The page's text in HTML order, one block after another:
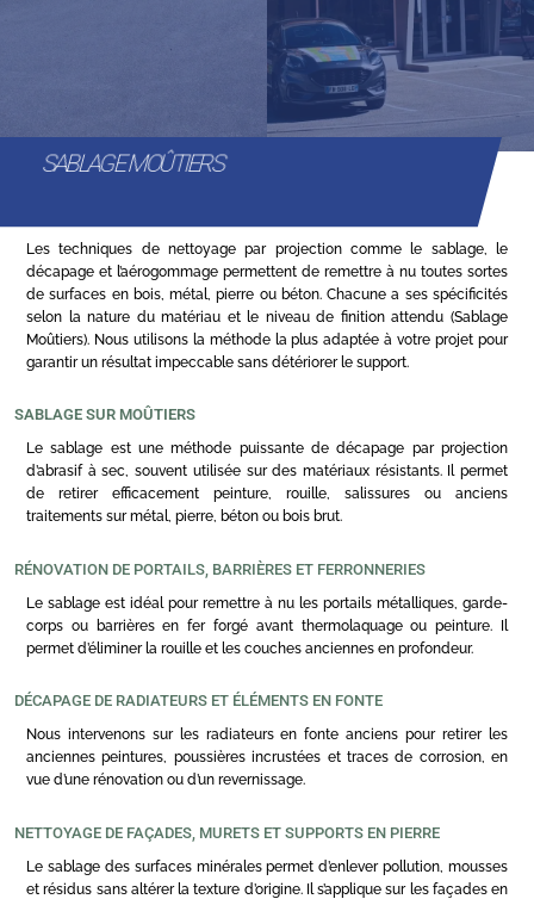
SABLAGE MOÛTIERS
Les techniques de nettoyage par projection comme le sablage, le
décapage et l’aérogommage permettent de remettre à nu toutes sortes
de surfaces en bois, métal, pierre ou béton. Chacune a ses spécificités
selon la nature du matériau et le niveau de finition attendu (Sablage
Moûtiers). Nous utilisons la méthode la plus adaptée à votre projet pour
garantir un résultat impeccable sans détériorer le support.
SABLAGE SUR MOÛTIERS
Le sablage est une méthode puissante de décapage par projection
d’abrasif à sec, souvent utilisée sur des matériaux résistants. Il permet
de retirer efficacement peinture, rouille, salissures ou anciens
traitements sur métal, pierre, béton ou bois brut.
RÉNOVATION DE PORTAILS, BARRIÈRES ET FERRONNERIES
Le sablage est idéal pour remettre à nu les portails métalliques, garde-
corps ou barrières en fer forgé avant thermolaquage ou peinture. Il
permet d’éliminer la rouille et les couches anciennes en profondeur.
DÉCAPAGE DE RADIATEURS ET ÉLÉMENTS EN FONTE
Nous intervenons sur les radiateurs en fonte anciens pour retirer les
anciennes peintures, poussières incrustées et traces de corrosion, en
vue d’une rénovation ou d’un revernissage.
NETTOYAGE DE FAÇADES, MURETS ET SUPPORTS EN PIERRE
Le sablage des surfaces minérales permet d’enlever pollution, mousses
et résidus sans altérer la texture d’origine. Il s’applique sur les façades en